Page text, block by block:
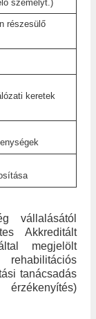
személyt.)
részesülő
keretek
vállalásától
Akkreditált
megjelölt
tanácsadás